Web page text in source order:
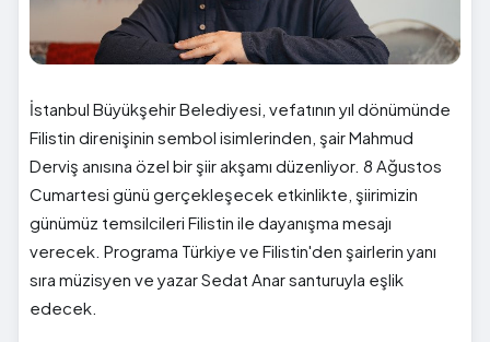
İstanbul Büyükşehir Belediyesi, vefatının yıl dönümünde
Filistin direnişinin sembol isimlerinden, şair Mahmud
Derviş anısına özel bir şiir akşamı düzenliyor. 8 Ağustos
Cumartesi günü gerçekleşecek etkinlikte, şiirimizin
günümüz temsilcileri Filistin ile dayanışma mesajı
verecek. Programa Türkiye ve Filistin'den şairlerin yanı
sıra müzisyen ve yazar Sedat Anar santuruyla eşlik
edecek.